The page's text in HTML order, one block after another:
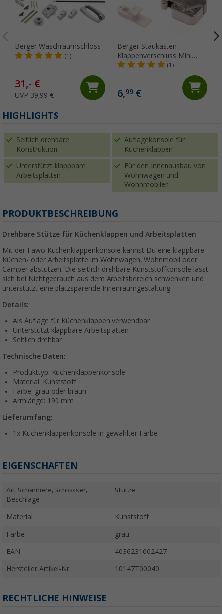
Berger Waschraumschloss
(1)
31,- €
UVP 39,99 €
Berger Staukasten-
Klappenverschluss Mini
Latch
(1)
6,99€
HIGHLIGHTS
Seitlich drehbare
Konstruktion
Auflagekonsole für
Küchenklappen
Unterstützt klappbare
Arbeitsplatten
Für den Innenausbau von
Wohnwagen und
Wohnmobilen
PRODUKTBESCHREIBUNG
Drehbare Stütze für Küchenklappen und Arbeitsplatten
Mit der Fawo Küchenklappenkonsole kannst Du eine klappbare
Küchen- oder Arbeitsplatte im Wohnwagen, Wohnmobil oder
Camper abstützen. Die seitlich drehbare Kunststoffkonsole lässt
sich bei Nichtgebrauch aus dem Arbeitsbereich schwenken und
unterstützt eine platzsparende Innenraumgestaltung.
Details:
Als Auflage für Küchenklappen verwendbar
Unterstützt klappbare Arbeitsplatten
Seitlich drehbar
Technische Daten:
Produkttyp: Küchenklappenkonsole
Material: Kunststoff
Farbe: grau oder braun
Armlänge: 190 mm
Lieferumfang:
1x Küchenklappenkonsole in gewählter Farbe
EIGENSCHAFTEN
Art Scharniere, Schlösser,
Beschläge
Stütze
Material Kunststoff
Farbe grau
EAN 4036231002427
Hersteller Artikel-Nr. 10147T00040
RECHTLICHE HINWEISE